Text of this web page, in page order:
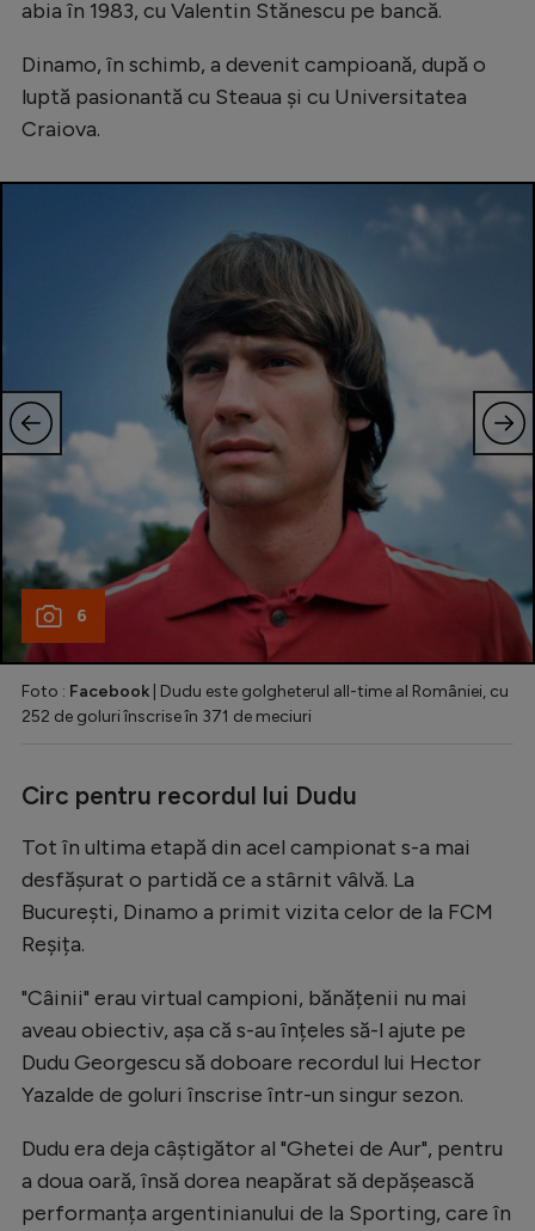
abia în 1983, cu Valentin Stănescu pe bancă.
Dinamo, în schimb, a devenit campioană, după o
luptă pasionantă cu Steaua și cu Universitatea
Craiova.
6
Foto : Facebook | Dudu este golgheterul all-time al României, cu
252 de goluri înscrise în 371 de meciuri
Circ pentru recordul lui Dudu
Tot în ultima etapă din acel campionat s-a mai
desfășurat o partidă ce a stârnit vâlvă. La
București, Dinamo a primit vizita celor de la FCM
Reșița.
"Câinii" erau virtual campioni, bănățenii nu mai
aveau obiectiv, așa că s-au înțeles să-l ajute pe
Dudu Georgescu să doboare recordul lui Hector
Yazalde de goluri înscrise într-un singur sezon.
Dudu era deja câștigător al "Ghetei de Aur", pentru
a doua oară, însă dorea neapărat să depășească
performanța argentinianului de la Sporting, care în